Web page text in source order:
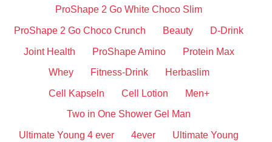
ProShape 2 Go White Choco Slim
ProShape 2 Go Choco Crunch Beauty D-Drink
Joint Health ProShape Amino Protein Max
Whey Fitness-Drink Herbaslim
Cell Kapseln Cell Lotion Men+
Two in One Shower Gel Man
Ultimate Young 4 ever 4ever Ultimate Young